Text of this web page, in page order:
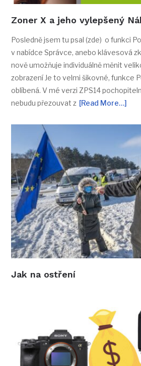
Zoner X a jeho vylepšený
Posledně jsem tu psal (zde) o funkci
v nabídce Správce, anebo klávesová
nově umožňuje individuálně měnit
zobrazení Je to velmi šikovné, funkce
oblíbená. V mé verzi ZPS14
nebudu přezouvat z [Read More…]
Jak na ostření